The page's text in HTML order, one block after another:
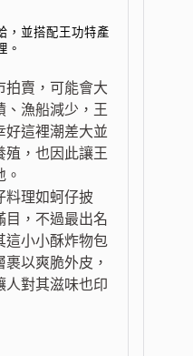
，並搭配王功特產
。
拍賣，可能會大
、漁船減少，王
好這裡潮差大並
殖，也因此讓王
料理如蚵仔披
目，不過最出名
這小小酥炸物包
以爽脆外皮，
人對其滋味也印